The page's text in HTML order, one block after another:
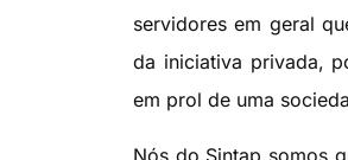
servidores em geral
da iniciativa privada,
em prol de uma
Nós do Sintap somos